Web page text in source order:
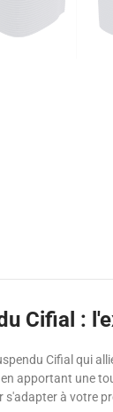
Cifial :
Cifial qui
apportant une
s'adapter à votre